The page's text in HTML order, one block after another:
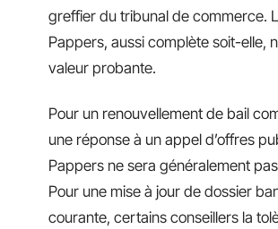
greffier du tribunal de commerce.
Pappers, aussi complète soit-elle,
valeur probante.
Pour un renouvellement de bail
une réponse à un appel d’offres
Pappers ne sera généralement
Pour une mise à jour de dossier
courante, certains conseillers la